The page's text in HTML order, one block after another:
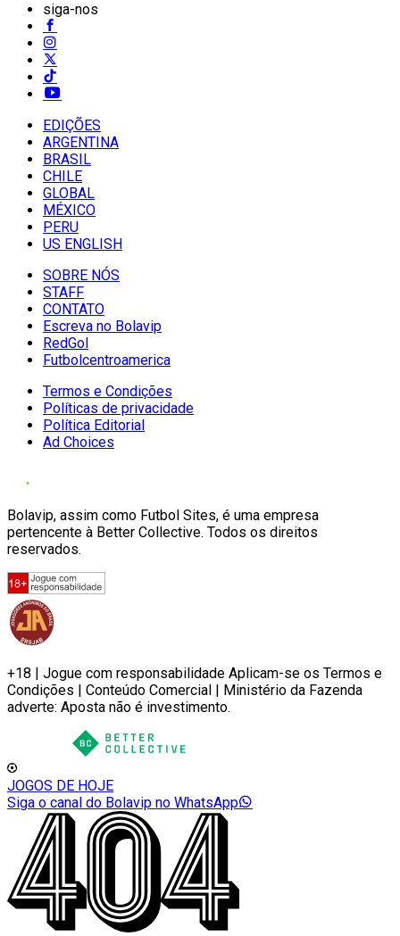
siga-nos
EDIÇÕES
ARGENTINA
BRASIL
CHILE
GLOBAL
MÉXICO
PERU
US ENGLISH
SOBRE NÓS
STAFF
CONTATO
Escreva no Bolavip
RedGol
Futbolcentroamerica
Termos e Condições
Políticas de privacidade
Política Editorial
Ad Choices
Bolavip, assim como Futbol Sites, é uma empresa
pertencente à Better Collective. Todos os direitos
reservados.
+18 | Jogue com responsabilidade Aplicam-se os Termos e
Condições | Conteúdo Comercial | Ministério da Fazenda
adverte: Aposta não é investimento.
JOGOS DE HOJE
Siga o canal do Bolavip no WhatsApp